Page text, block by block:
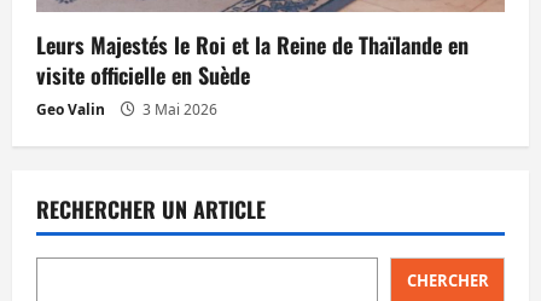
Leurs Majestés le Roi et la Reine de Thaïlande en
visite officielle en Suède
Geo Valin 3 Mai 2026
RECHERCHER UN ARTICLE
CHERCHER